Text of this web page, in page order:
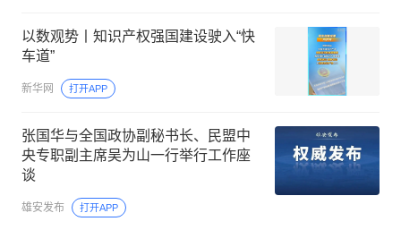
以数观势丨知识产权强国建设驶入“快
车道”
新华网 打开APP
张国华与全国政协副秘书长、民盟中
央专职副主席吴为山一行举行工作座
谈
雄安发布 打开APP